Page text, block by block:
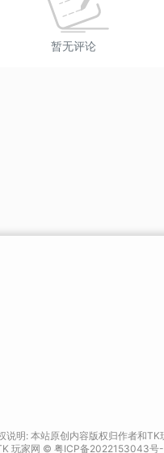
暂无评论
说明: 本站原创内容版权归作者和TK
玩家网 © 粤ICP备2022153043号-